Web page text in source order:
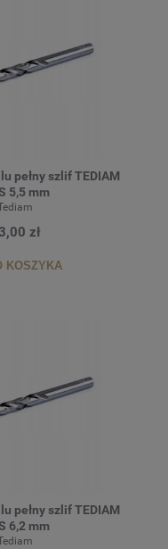
pełny szlif TEDIAM
5,5 mm
zł
KOSZYKA
pełny szlif TEDIAM
6,2 mm